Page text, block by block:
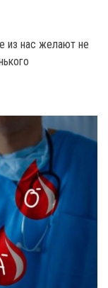
из нас желают не